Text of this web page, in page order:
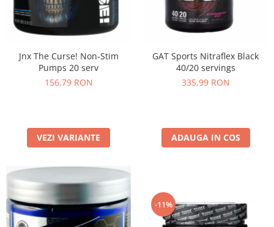
Jnx The Curse! Non-Stim
Pumps 20 serv
156,79 RON
VEZI VARIANTE
GAT Sports Nitraflex Black
40/20 servings
335,99 RON
ADAUGA IN COS
-11%